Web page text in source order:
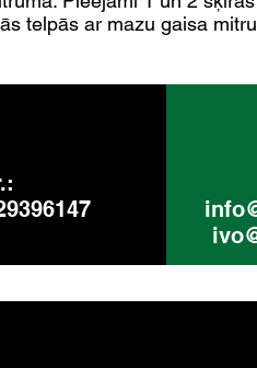
telpās ar mazu gaisa